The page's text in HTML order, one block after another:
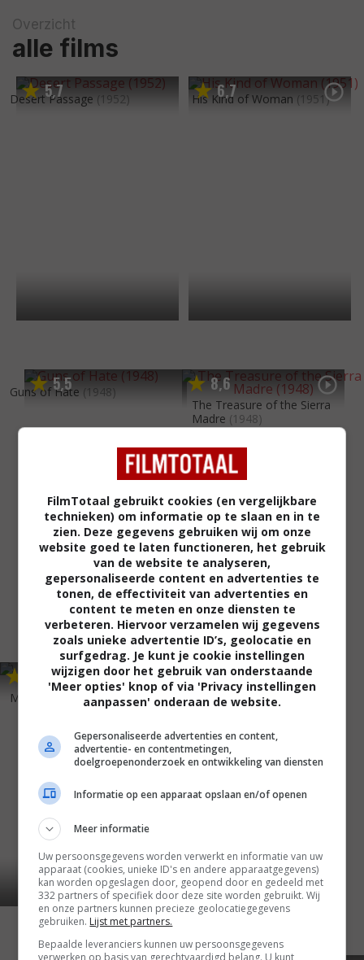
Overzicht
alle films
5,7
Desert Passage (1952) 6,7
His Kind of Woman (1951)
5,5
Guns of Hate (1948) 8,6
The Treasure of the Sierra
Madre (1948)
My Darling Clementine (1946)
7,8
The Magnificent Ambersons
(1942)
FilmTotaal gebruikt cookies (en vergelijkbare
technieken) om informatie op te slaan en in te
zien. Deze gegevens gebruiken wij om onze
website goed te laten functioneren, het gebruik
van de website te analyseren,
gepersonaliseerde content en advertenties te
tonen, de effectiviteit van advertenties en
content te meten en onze diensten te
verbeteren. Hiervoor verzamelen wij gegevens
zoals unieke advertentie ID’s, geolocatie en
surfgedrag. Je kunt je cookie instellingen
wijzigen door het gebruik van onderstaande
'Meer opties' knop of via 'Privacy instellingen
aanpassen' onderaan de website.
Gepersonaliseerde advertenties en content,
advertentie- en contentmetingen,
doelgroepenonderzoek en ontwikkeling van diensten
Informatie op een apparaat opslaan en/of openen
Meer informatie
Uw persoonsgegevens worden verwerkt en informatie van uw
apparaat (cookies, unieke ID's en andere apparaatgegevens)
kan worden opgeslagen door, geopend door en gedeeld met
332 partners of specifiek door deze site worden gebruikt. Wij
en onze partners kunnen precieze geolocatiegegevens
gebruiken. Lijst met partners.
Bepaalde leveranciers kunnen uw persoonsgegevens
verwerken op basis van gerechtvaardigd belang. U kunt